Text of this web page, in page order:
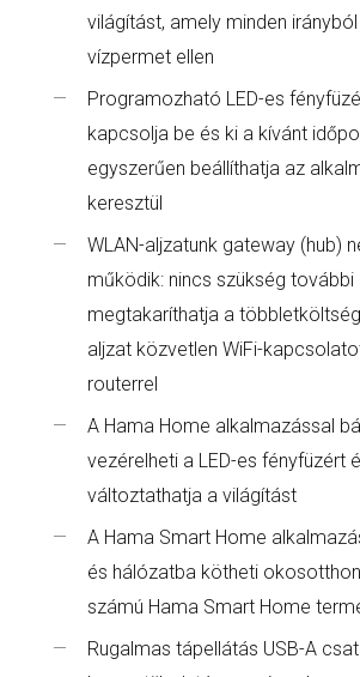
világítást, amely minden
vízpermet ellen
Programozható LED-es
kapcsolja be és ki a kívánt
egyszerűen beállíthatja az
keresztül
WLAN-aljzatunk gateway (hub)
működik: nincs szükség
megtakaríthatja a
aljzat közvetlen WiFi-
routerrel
A Hama Home alkalmazással
vezérelheti a LED-es fényfüzért
változtathatja a világítást
A Hama Smart Home
és hálózatba kötheti
számú Hama Smart Home
Rugalmas tápellátás USB-A